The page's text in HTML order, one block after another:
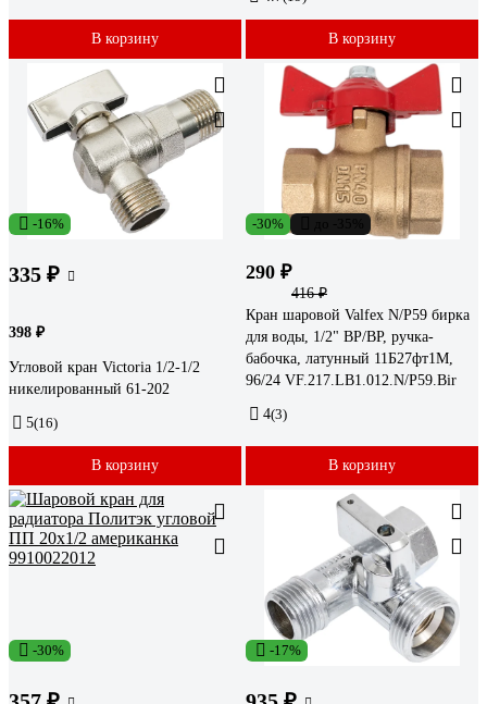
В корзину В корзину
-16%
335 ₽
398 ₽
Угловой кран Victoria 1/2-1/2
никелированный 61-202
5(16)
В корзину
-30%
290 ₽
416 ₽
Кран шаровой Valfex N/P59 бирка
для воды, 1/2" ВР/ВР, ручка-
бабочка, латунный 11Б27фт1М,
96/24 VF.217.LB1.012.N/P59.Bir
4(3)
В корзину
-30% -17%